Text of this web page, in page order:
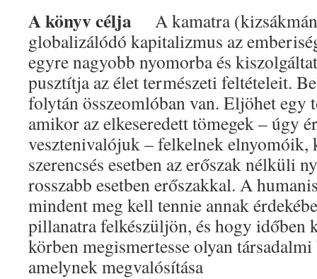
A könyv célja
A kamatra
globalizálódó kapitalizmus az
egyre nagyobb nyomorba és
pusztítja az élet természeti feltételeit.
folytán összeomlóban van. Eljöhet
amikor az elkeseredett tömegek – úgy
vesztenivalójuk – felkelnek
szerencsés esetben az erőszak nélküli
rosszabb esetben erőszakkal. A
mindent meg kell tennie annak
pillanatra felkészüljön, és hogy időben
körben megismertesse olyan
amelynek megvalósítása